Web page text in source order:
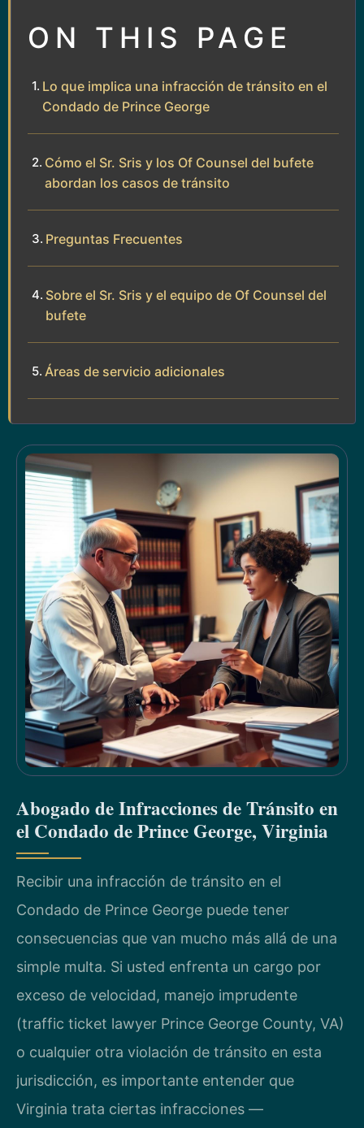
ON THIS PAGE
Lo que implica una infracción de tránsito en el
Condado de Prince George
Cómo el Sr. Sris y los Of Counsel del bufete
abordan los casos de tránsito
Preguntas Frecuentes
Sobre el Sr. Sris y el equipo de Of Counsel del
bufete
Áreas de servicio adicionales
Abogado de Infracciones de Tránsito en
el Condado de Prince George, Virginia
Recibir una infracción de tránsito en el
Condado de Prince George puede tener
consecuencias que van mucho más allá de una
simple multa. Si usted enfrenta un cargo por
exceso de velocidad, manejo imprudente
(traffic ticket lawyer Prince George County, VA)
o cualquier otra violación de tránsito en esta
jurisdicción, es importante entender que
Virginia trata ciertas infracciones —